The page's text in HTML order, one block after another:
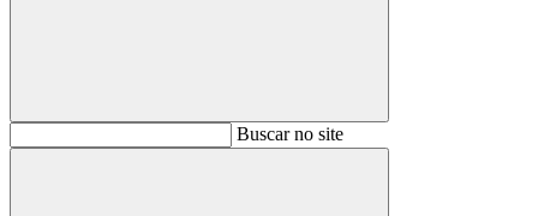
BuscarBuscar no site